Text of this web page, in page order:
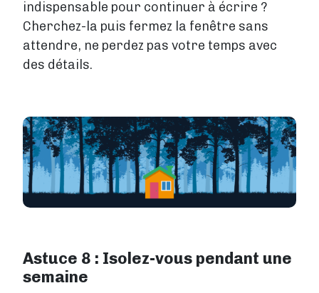
indispensable pour continuer à écrire ?
Cherchez-la puis fermez la fenêtre sans
attendre, ne perdez pas votre temps avec
des détails.
Astuce 8 : Isolez-vous pendant une
semaine